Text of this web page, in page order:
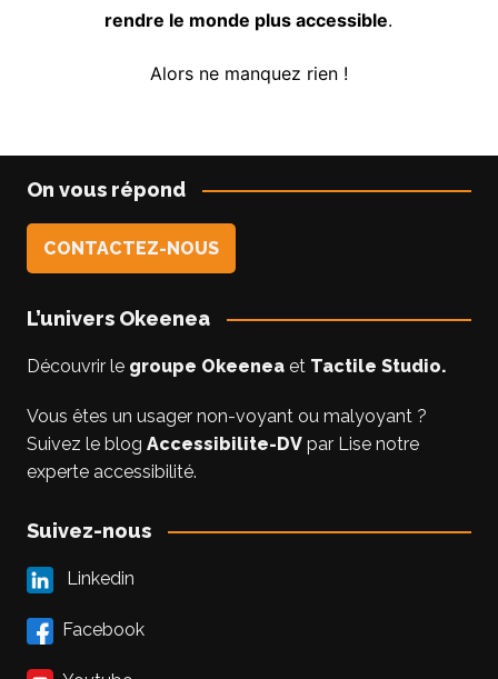
rendre le monde plus accessible.
Alors ne manquez rien !
On vous répond
CONTACTEZ-NOUS
L’univers Okeenea
Découvrir le groupe Okeeneaet Tactile Studio.
Vous êtes un usager non-voyant ou malyoyant ?
Suivez le blog Accessibilite-DVpar Lise notre
experte accessibilité.
Suivez-nous
Linkedin
Facebook